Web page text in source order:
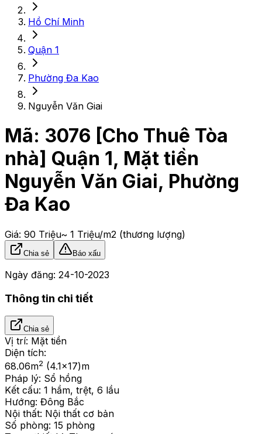
Hồ Chí Minh
Quận 1
Phường Đa Kao
Nguyễn Văn Giai
Mã: 3076 [Cho Thuê Tòa
nhà] Quận 1, Mặt tiền
Nguyễn Văn Giai, Phường
Đa Kao
Giá: 90 Triệu~ 1 Triệu/m2 (thương lượng)
Chia sẻ Báo xấu
Ngày đăng: 24-10-2023
Thông tin chi tiết
Chia sẻ
Vị trí: Mặt tiền
Diện tích:
68.06m2 (4.1x17)m
Pháp lý: Sổ hồng
Kết cấu: 1 hầm, trệt, 6 lầu
Hướng: Đông Bắc
Nội thất: Nội thất cơ bản
Số phòng: 15 phòng